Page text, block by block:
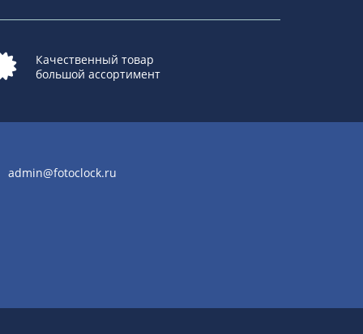
Качественный товар
большой ассортимент
admin@fotoclock.ru